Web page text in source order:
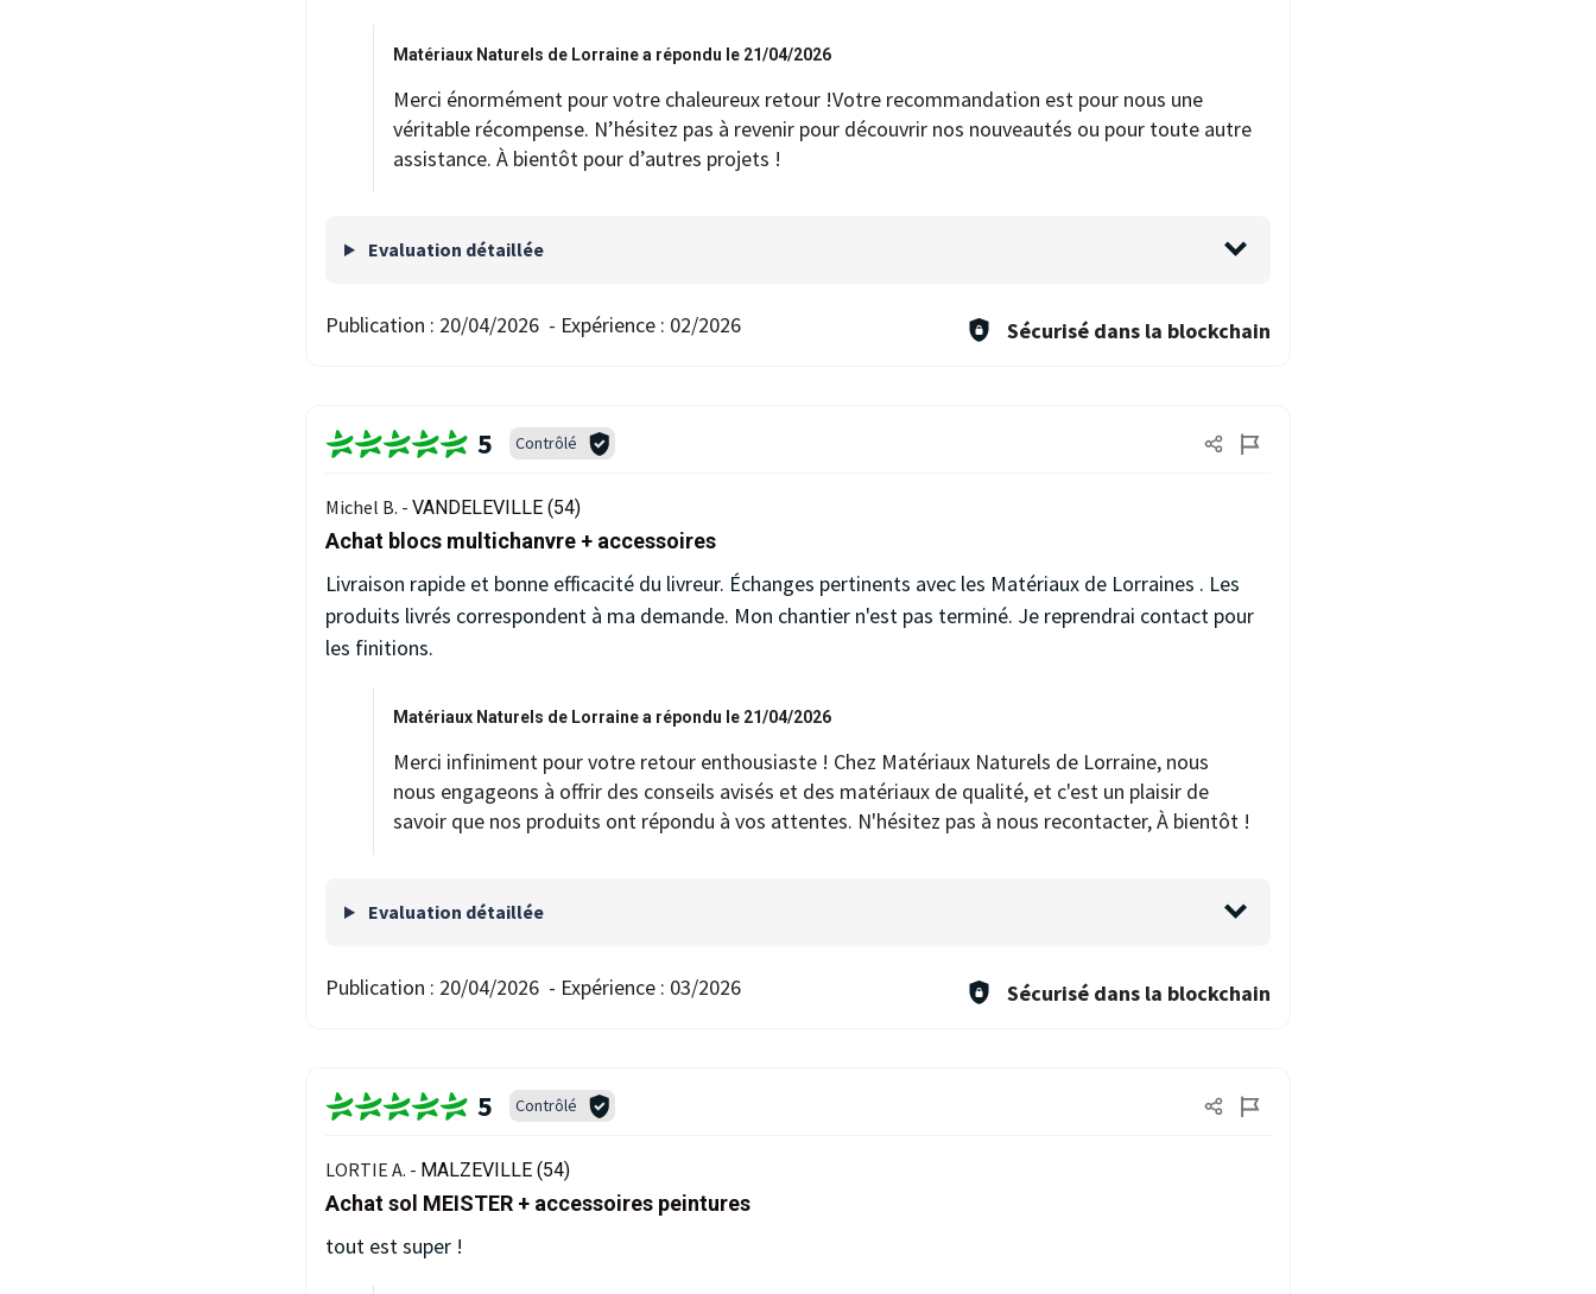
Matériaux Naturels de Lorraine a répondu le 21/04/2026
Merci énormément pour votre chaleureux retour !Votre recommandation est pour nous une
véritable récompense. N’hésitez pas à revenir pour découvrir nos nouveautés ou pour toute autre
assistance. À bientôt pour d’autres projets !
Evaluation détaillée
Publication : 20/04/2026 - Expérience : 02/2026 Sécurisé dans la blockchain
5 Contrôlé
Michel B. - VANDELEVILLE (54)
Achat blocs multichanvre + accessoires
Livraison rapide et bonne efficacité du livreur. Échanges pertinents avec les Matériaux de Lorraines . Les
produits livrés correspondent à ma demande. Mon chantier n'est pas terminé. Je reprendrai contact pour
les finitions.
Matériaux Naturels de Lorraine a répondu le 21/04/2026
Merci infiniment pour votre retour enthousiaste ! Chez Matériaux Naturels de Lorraine, nous
nous engageons à offrir des conseils avisés et des matériaux de qualité, et c'est un plaisir de
savoir que nos produits ont répondu à vos attentes. N'hésitez pas à nous recontacter, À bientôt !
Evaluation détaillée
Publication : 20/04/2026 - Expérience : 03/2026 Sécurisé dans la blockchain
5 Contrôlé
LORTIE A. - MALZEVILLE (54)
Achat sol MEISTER + accessoires peintures
tout est super !